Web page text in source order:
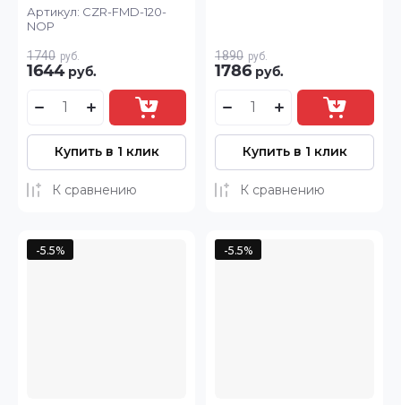
Артикул: CZR-FMD-120-
NOP
1740 руб.
1644 руб.
Купить в 1 клик
К сравнению
1890 руб.
1786 руб.
Купить в 1 клик
К сравнению
-5.5% -5.5%